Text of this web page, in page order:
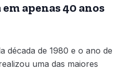
apenas 40 anos
década de 1980 e o ano de
uma das maiores